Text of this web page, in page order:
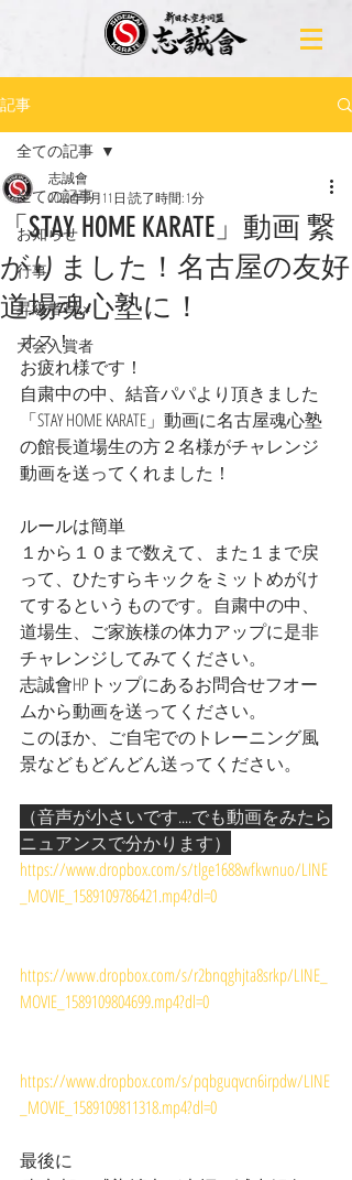
記事
全ての記事
お知らせ
行事
昇級者写メ
大会入賞者
全ての記事
「STAY HOME KARATE」動画 繋
がりました！名古屋の友好
道場魂心塾に！
志誠會
2020年5月11日 読了時間: 1分
オス！
お疲れ様です！
自粛中の中、結音パパより頂きました
「STAY HOME KARATE」動画に名古屋魂心塾
の館長道場生の方２名様がチャレンジ
動画を送ってくれました！
ルールは簡単
１から１０まで数えて、また１まで戻
って、ひたすらキックをミットめがけ
てするというものです。自粛中の中、
道場生、ご家族様の体力アップに是非
チャレンジしてみてください。
志誠會HPトップにあるお問合せフオー
ムから動画を送ってください。
このほか、ご自宅でのトレーニング風
景などもどんどん送ってください。
（音声が小さいです....でも動画をみたら
ニュアンスで分かります）
https://www.dropbox.com/s/tlge1688wfkwnuo/LINE
_MOVIE_1589109786421.mp4?dl=0
https://www.dropbox.com/s/r2bnqghjta8srkp/LINE_
MOVIE_1589109804699.mp4?dl=0
https://www.dropbox.com/s/pqbguqvcn6irpdw/LINE
_MOVIE_1589109811318.mp4?dl=0
最後に